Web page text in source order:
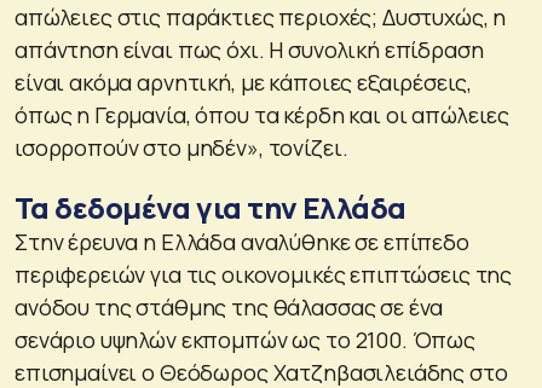
απώλειες στις παράκτιες περιοχές; Δυστυχώς, η
απάντηση είναι πως όχι. Η συνολική επίδραση
είναι ακόμα αρνητική, με κάποιες εξαιρέσεις,
όπως η Γερμανία, όπου τα κέρδη και οι απώλειες
ισορροπούν στο μηδέν», τονίζει.
Τα δεδομένα για την Ελλάδα
Στην έρευνα η Ελλάδα αναλύθηκε σε επίπεδο
περιφερειών για τις οικονομικές επιπτώσεις της
ανόδου της στάθμης της θάλασσας σε ένα
σενάριο υψηλών εκπομπών ως το 2100. Όπως
επισημαίνει ο Θεόδωρος Χατζηβασιλειάδης στο